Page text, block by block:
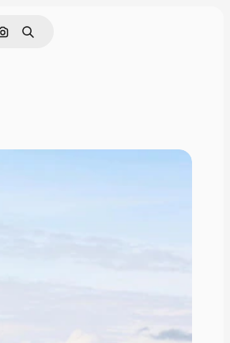
Buscar por imagen
Buscar